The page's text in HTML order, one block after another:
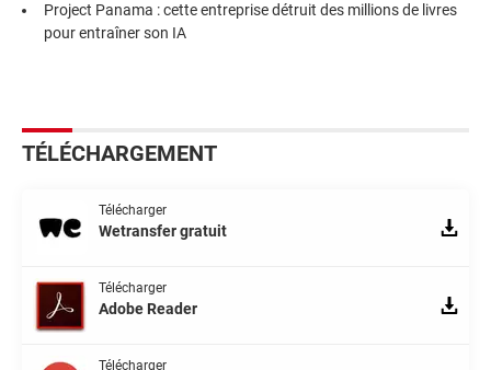
Project Panama : cette entreprise détruit des millions de livres
pour entraîner son IA
TÉLÉCHARGEMENT
Télécharger
Wetransfer gratuit
Télécharger
Adobe Reader
Télécharger